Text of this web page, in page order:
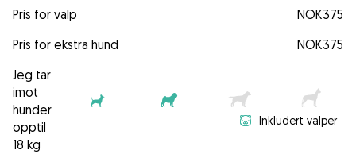
Pris for valp
NOK375
Pris for ekstra hund
NOK375
Jeg tar
imot
hunder
opptil
18 kg
Inkludert valper